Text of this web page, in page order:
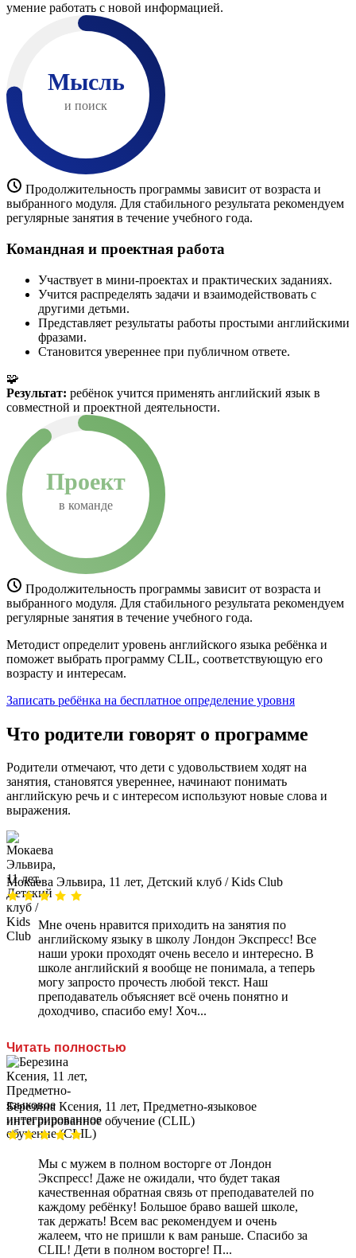
умение работать с новой информацией.
Мысль
и поиск
Продолжительность программы зависит от возраста и
выбранного модуля. Для стабильного результата рекомендуем
регулярные занятия в течение учебного года.
Командная и проектная работа
Участвует в мини-проектах и практических заданиях.
Учится распределять задачи и взаимодействовать с
другими детьми.
Представляет результаты работы простыми английскими
фразами.
Становится увереннее при публичном ответе.
🧩
Результат: ребёнок учится применять английский язык в
совместной и проектной деятельности.
Проект
в команде
Продолжительность программы зависит от возраста и
выбранного модуля. Для стабильного результата рекомендуем
регулярные занятия в течение учебного года.
Методист определит уровень английского языка ребёнка и
поможет выбрать программу CLIL, соответствующую его
возрасту и интересам.
Записать ребёнка на бесплатное определение уровня
Что родители говорят о программе
Родители отмечают, что дети с удовольствием ходят на
занятия, становятся увереннее, начинают понимать
английскую речь и с интересом используют новые слова и
выражения.
Мокаева Эльвира, 11 лет, Детский клуб / Kids Club
Мне очень нравится приходить на занятия по
английскому языку в школу Лондон Экспресс! Все
наши уроки проходят очень весело и интересно. В
школе английский я вообще не понимала, а теперь
могу запросто прочесть любой текст. Наш
преподаватель объясняет всё очень понятно и
доходчиво, спасибо ему! Хоч...
Читать полностью
Березина Ксения, 11 лет, Предметно-языковое
интегрированное обучение (CLIL)
Мы с мужем в полном восторге от Лондон
Экспресс! Даже не ожидали, что будет такая
качественная обратная связь от преподавателей по
каждому ребёнку! Большое браво вашей школе,
так держать! Всем вас рекомендуем и очень
жалеем, что не пришли к вам раньше. Спасибо за
CLIL! Дети в полном восторге! П...